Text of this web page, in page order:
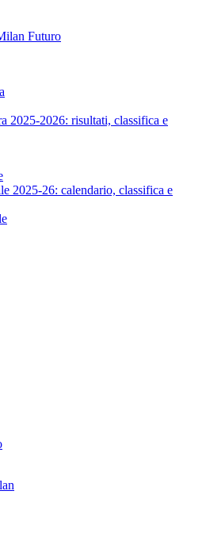
Futuro
2025-2026: risultati, classifica e
2025-26: calendario, classifica e